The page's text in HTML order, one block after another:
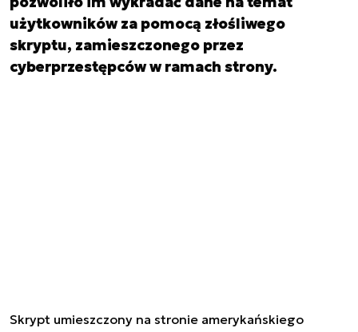
użytkowników za pomocą złośliwego
skryptu, zamieszczonego przez
cyberprzestępców w ramach strony.
Skrypt umieszczony na stronie amerykańskiego